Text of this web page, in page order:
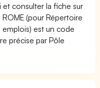
et consulter la fiche sur
(pour Répertoire
est un code
précise par Pôle